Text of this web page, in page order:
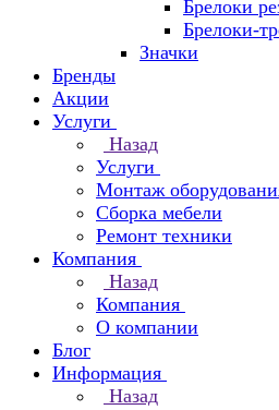
Брелоки
Брелоки-
Значки
Бренды
Акции
Услуги
Назад
Услуги
Монтаж
Сборка мебели
Ремонт техники
Компания
Назад
Компания
О компании
Блог
Информация
Назад